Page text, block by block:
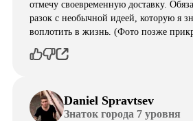
отмечу своевременную доставку.
разок с необычной идеей, которую я
воплотить в жизнь. (Фото позже
Daniel Spravtsev
Знаток города 7 уровня